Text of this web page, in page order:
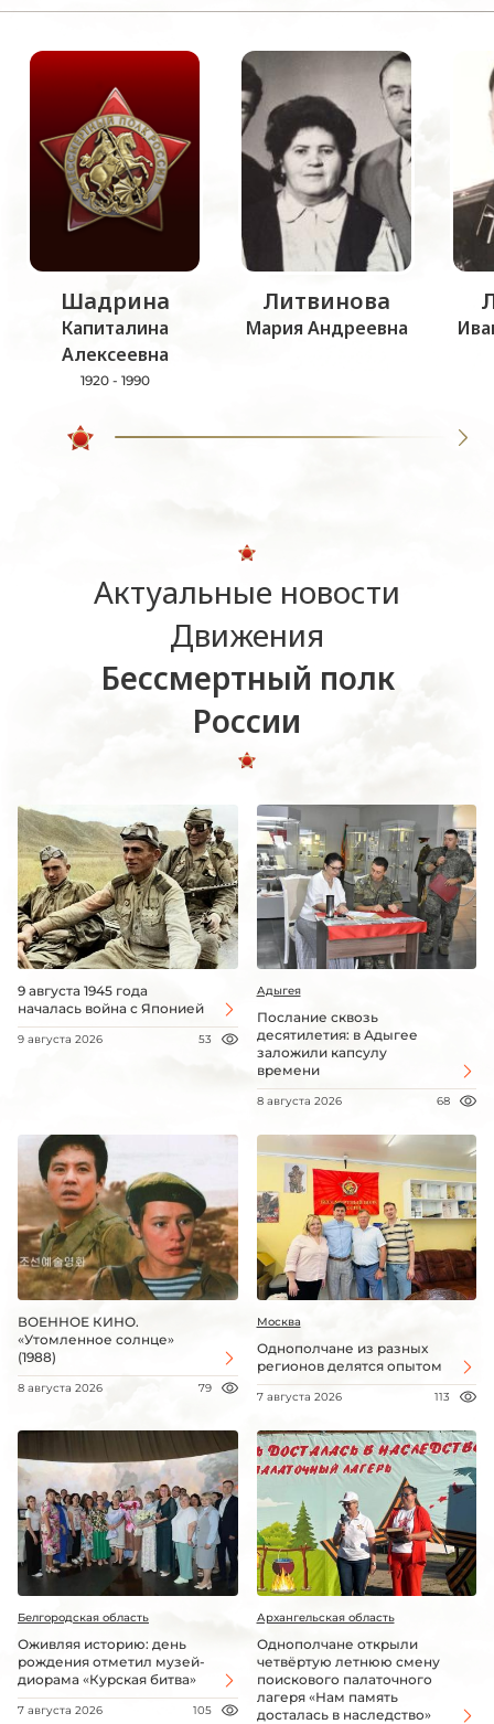
Шадрина
Капиталина
Алексеевна
1920 - 1990
Литвинова
Мария Андреевна
Актуальные новости
Движения
Бессмертный полк
России
9 августа 1945 года
началась война с Японией
9 августа 2026 53
Адыгея
Послание сквозь
десятилетия: в Адыгее
заложили капсулу
времени
8 августа 2026 68
ВОЕННОЕ КИНО.
«Утомленное солнце»
(1988)
8 августа 2026 79
Москва
Однополчане из разных
регионов делятся опытом
7 августа 2026 113
Белгородская область
Оживляя историю: день
рождения отметил музей-
диорама «Курская битва»
7 августа 2026 105
Архангельская область
Однополчане открыли
четвёртую летнюю смену
поискового палаточного
лагеря «Нам память
досталась в наследство»